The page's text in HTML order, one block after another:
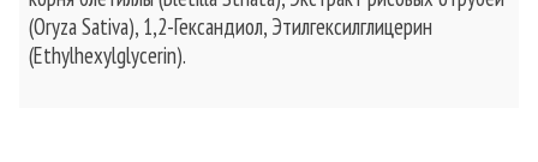
(Oryza Sativa), 1,2-Гександиол, Этилгексилглицерин
(Ethylhexylglycerin).